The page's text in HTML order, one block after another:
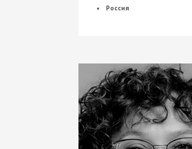
Россия